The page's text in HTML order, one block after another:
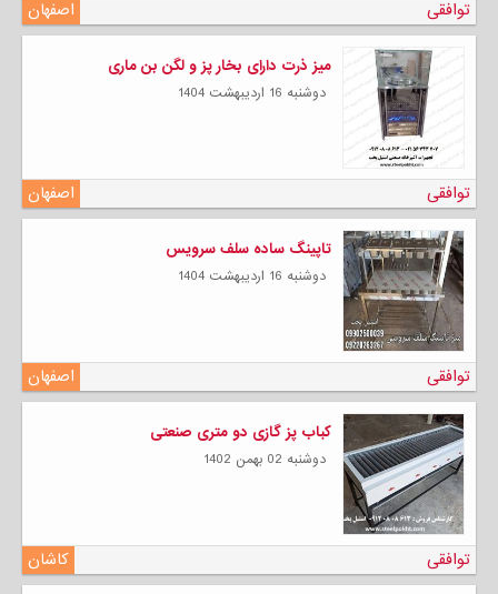
اصفهان توافقی
میز ذرت دارای بخار پز و لگن بن ماری
دوشنبه 16 ارديبهشت 1404
اصفهان توافقی
تاپینگ ساده سلف سرویس
دوشنبه 16 ارديبهشت 1404
اصفهان توافقی
کباب پز گازی دو متری صنعتی
دوشنبه 02 بهمن 1402
کاشان توافقی